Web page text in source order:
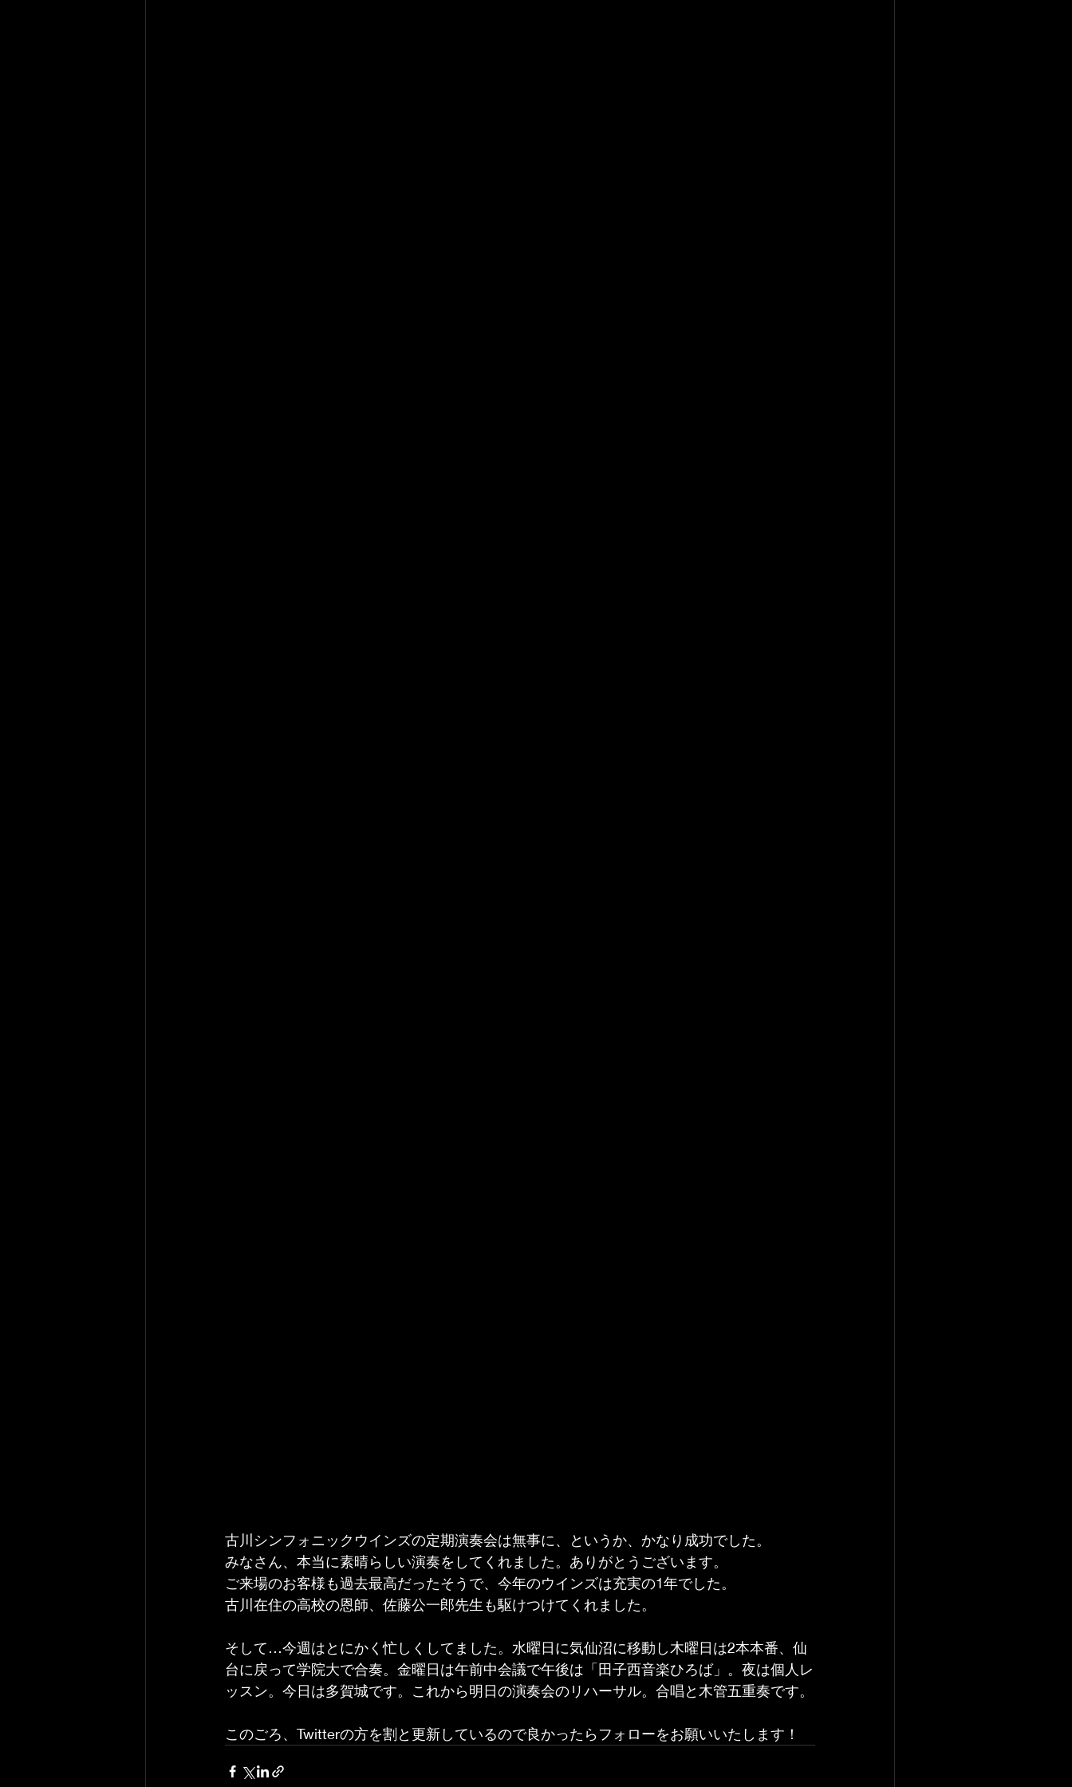
古川シンフォニックウインズの定期演奏会は無事に、というか、かなり成功でした。
みなさん、本当に素晴らしい演奏をしてくれました。ありがとうございます。
ご来場のお客様も過去最高だったそうで、今年のウインズは充実の1年でした。
古川在住の高校の恩師、佐藤公一郎先生も駆けつけてくれました。
そして…今週はとにかく忙しくしてました。水曜日に気仙沼に移動し木曜日は2本本番、仙
台に戻って学院大で合奏。金曜日は午前中会議で午後は「田子西音楽ひろば」。夜は個人レ
ッスン。今日は多賀城です。これから明日の演奏会のリハーサル。合唱と木管五重奏です。
このごろ、Twitterの方を割と更新しているので良かったらフォローをお願いいたします！